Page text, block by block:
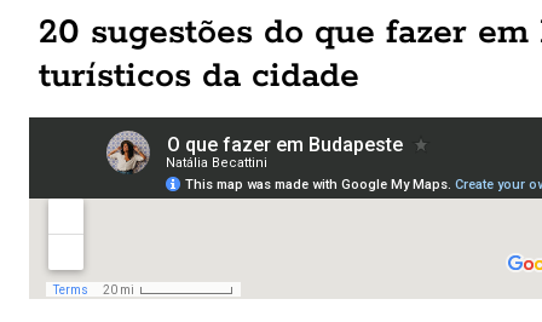
20 sugestões do que fazer
turísticos da cidade